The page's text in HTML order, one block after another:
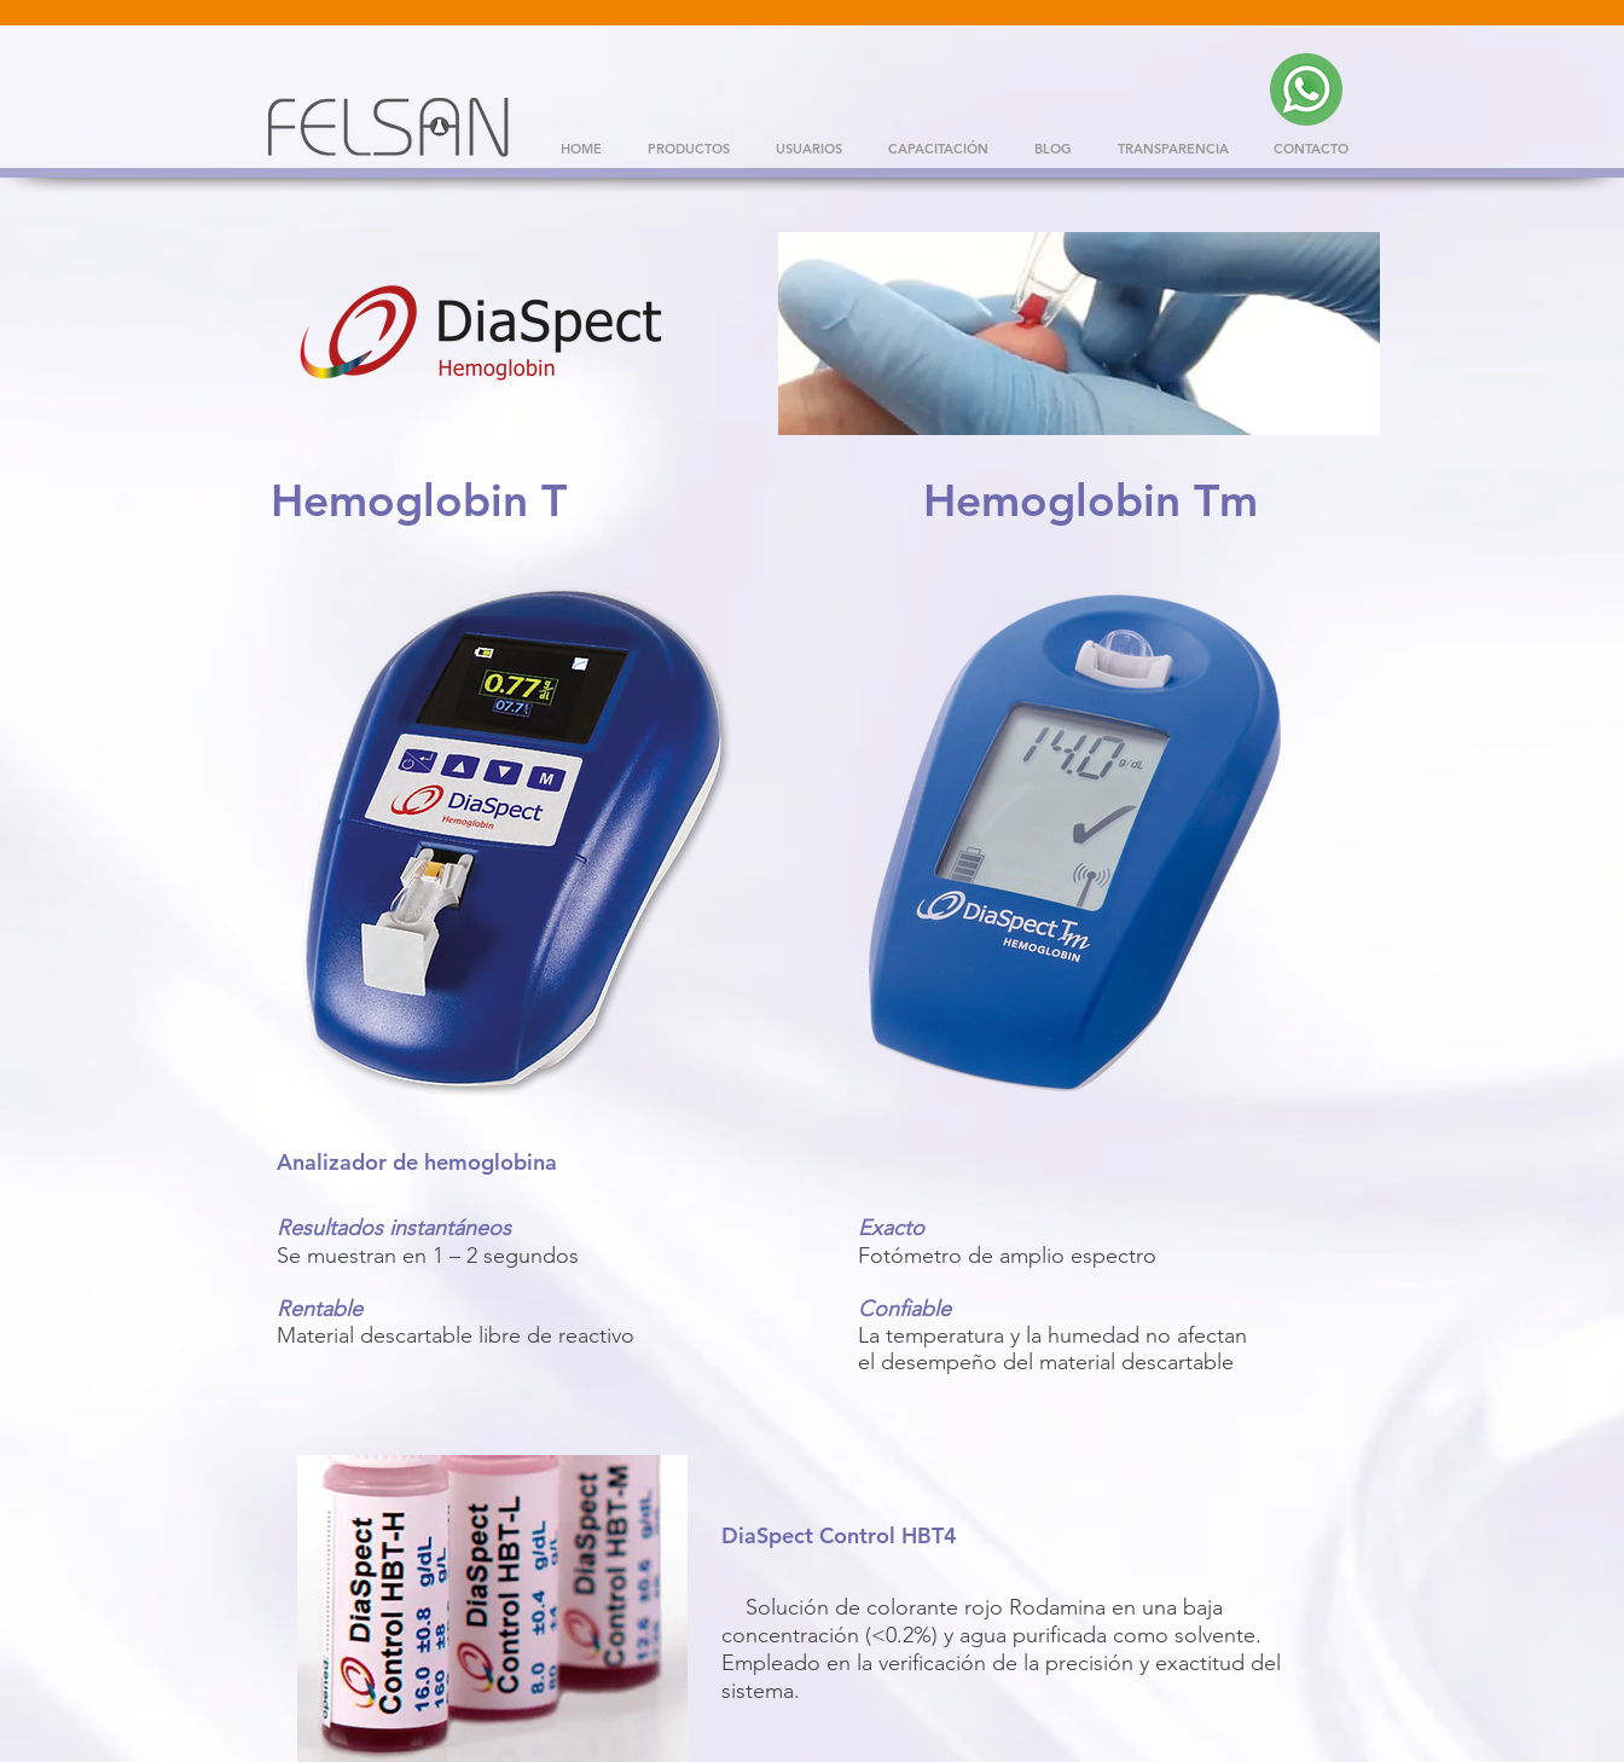
HOME PRODUCTOS USUARIOS CAPACITACIÓN BLOG TRANSPARENCIA CONTACTO
Hemoglobin Tm
Hemoglobin T
Exacto
Fotómetro de amplio espectro
Confiable
La temperatura y la humedad no afectan
el desempeño del material descartable
Analizador de hemoglobina
DiaSpect Control HBT4
Solución de colorante rojo Rodamina en una baja
concentración (<0.2%) y agua purificada como solvente.
Empleado en la verificación de la precisión y exactitud del
sistema.
Resultados instantáneos
Se muestran en 1 – 2 segundos
Rentable
Material descartable libre de reactivo